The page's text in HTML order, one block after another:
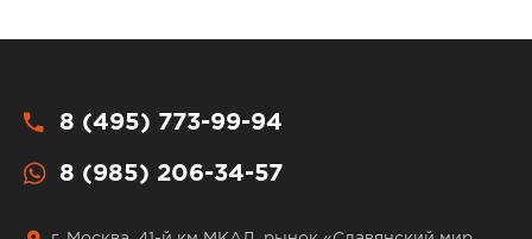
8 (495) 773-99-94
8 (985) 206-34-57